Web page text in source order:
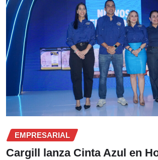
EMPRESARIAL
Cargill lanza Cinta Azul en